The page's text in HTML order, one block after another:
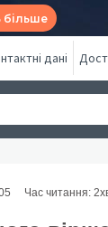
більше
дані
Час читання: 2